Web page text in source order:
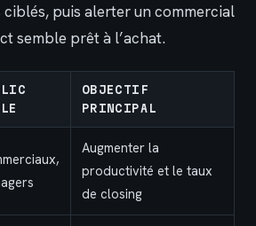
ciblés, puis alerter un commercial
semble prêt à l’achat.
OBJECTIF
PRINCIPAL
Augmenter la
productivité et le taux
de closing